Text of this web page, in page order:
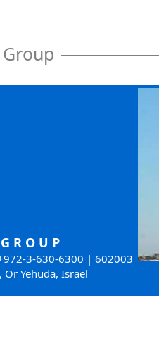
G R O U P
3-630-6300 | 602003
Yehuda, Israel